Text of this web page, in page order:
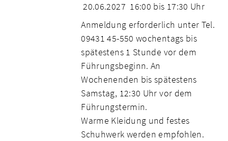
20.06.2027 16:00 bis 17:30 Uhr
Anmeldung erforderlich unter Tel.
09431 45-550 wochentags bis
spätestens 1 Stunde vor dem
Führungsbeginn. An
Wochenenden bis spätestens
Samstag, 12:30 Uhr vor dem
Führungstermin.
Warme Kleidung und festes
Schuhwerk werden empfohlen.